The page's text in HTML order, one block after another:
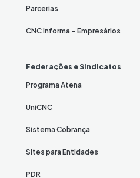
Parcerias
CNC Informa – Empresários
Federações e Sindicatos
Programa Atena
UniCNC
Sistema Cobrança
Sites para Entidades
PDR